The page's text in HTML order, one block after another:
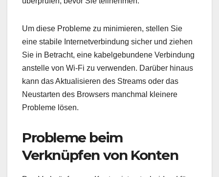
Um diese Probleme zu minimieren, stellen Sie
eine stabile Internetverbindung sicher und ziehen
Sie in Betracht, eine kabelgebundene Verbindung
anstelle von Wi-Fi zu verwenden. Darüber hinaus
kann das Aktualisieren des Streams oder das
Neustarten des Browsers manchmal kleinere
Probleme lösen.
Probleme beim
Verknüpfen von Konten